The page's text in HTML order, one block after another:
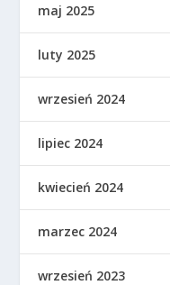
maj 2025
luty 2025
wrzesień 2024
lipiec 2024
kwiecień 2024
marzec 2024
wrzesień 2023